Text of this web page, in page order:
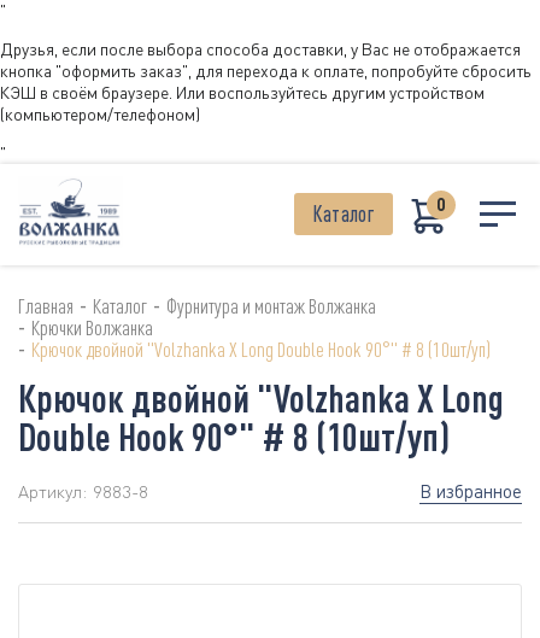
"
Друзья, если после выбора способа доставки, у Вас не отображается
кнопка "оформить заказ", для перехода к оплате, попробуйте сбросить
КЭШ в своём браузере. Или воспользуйтесь другим устройством
(компьютером/телефоном)
"
Каталог 0
Главная - Каталог - Фурнитура и монтаж Волжанка
- Крючки Волжанка
- Крючок двойной "Volzhanka X Long Double Hook 90°" # 8 (10шт/уп)
Крючок двойной "Volzhanka X Long
Double Hook 90°" # 8 (10шт/уп)
Артикул: 9883-8 В избранное